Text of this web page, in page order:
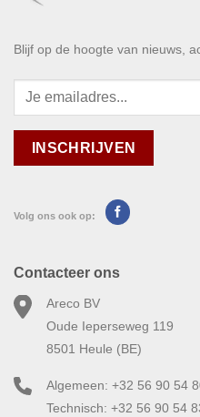
Blijf op de hoogte van nieuws,
Volg ons ook op:
Contacteer ons
Areco BV
Oude Ieperseweg 119
8501 Heule (BE)
Algemeen: +32 56 90 54
Technisch: +32 56 90 54